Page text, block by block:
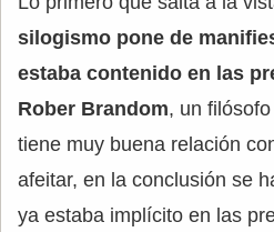
silogismo pone de
estaba contenido en las
Rober Brandom, un
tiene muy buena relación
afeitar, en la conclusión se
ya estaba implícito en las